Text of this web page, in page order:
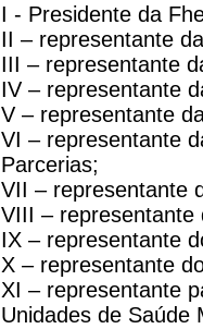
I - Presidente da
II – representante
III – representante
IV – representante
V – representante
VI – representante
Parcerias;
VII – representante
VIII – representante
IX – representante
X – representante
XI – representante
Unidades de Saúde